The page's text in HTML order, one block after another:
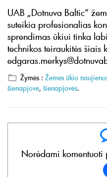
UAB „Dotnuva Baltic“
suteikia profesionalias
sprendimas ūkiui tinka
technikos teiraukitės
Žymės : Žemės ūkio
šienapjovė, šienapjovės.
Norėdami